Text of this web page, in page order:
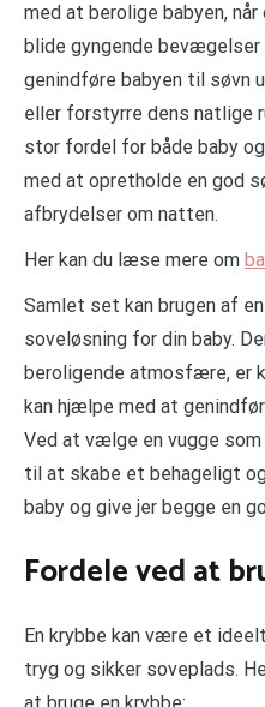
med at berolige babyen,
blide gyngende
genindføre babyen til søvn
eller forstyrre dens natlige
stor fordel for både baby
med at opretholde en god
afbrydelser om natten.
Her kan du læse mere om
Samlet set kan brugen af
soveløsning for din baby.
beroligende atmosfære, er
kan hjælpe med at
Ved at vælge en vugge
til at skabe et behageligt
baby og give jer begge en
Fordele ved at
En krybbe kan være et
tryg og sikker soveplads.